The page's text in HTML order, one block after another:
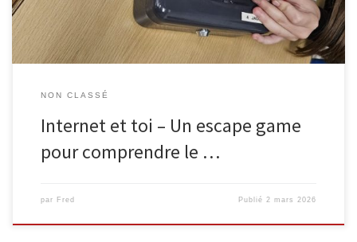
NON CLASSÉ
Internet et toi – Un escape game
pour comprendre le …
par Fred Publié 2 mars 2026